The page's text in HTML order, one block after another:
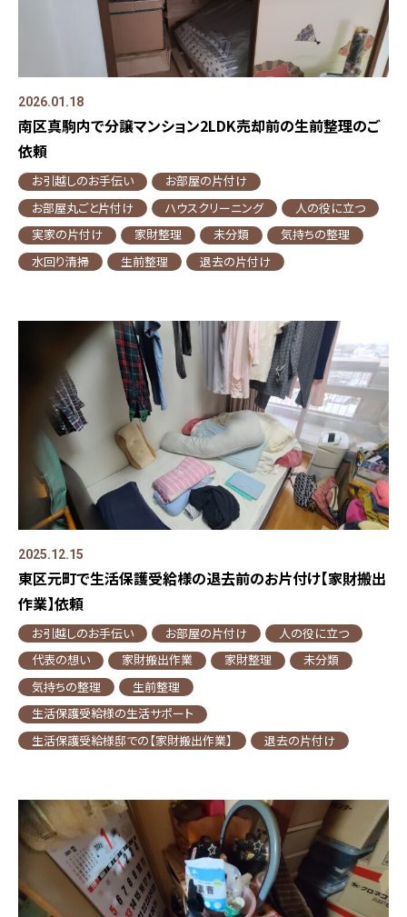
2026.01.18
南区真駒内で分譲マンション2LDK売却前の生前整理のご
依頼
お引越しのお手伝い
お部屋の片付け
お部屋丸ごと片付け
ハウスクリーニング
人の役に立つ
実家の片付け
家財整理 未分類
気持ちの整理
水回り清掃
生前整理 退去の片付け
2025.12.15
東区元町で生活保護受給様の退去前のお片付け【家財搬出
作業】依頼
お引越しのお手伝い お部屋の片付け
人の役に立つ
代表の想い
家財搬出作業 家財整理
未分類
気持ちの整理
生前整理
生活保護受給様の生活サポート
生活保護受給様邸での【家財搬出作業】
退去の片付け